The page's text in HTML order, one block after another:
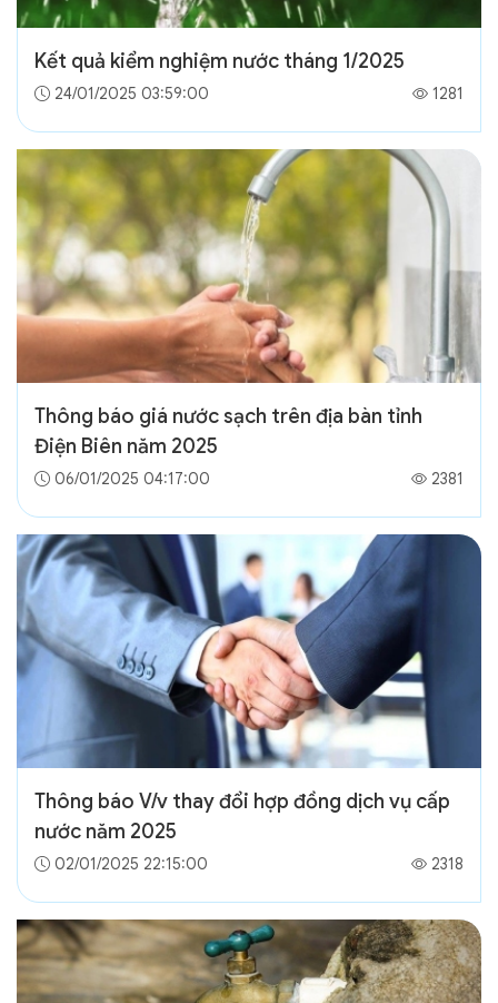
Kết quả kiểm nghiệm nước tháng 1/2025
24/01/2025 03:59:00 1281
Thông báo giá nước sạch trên địa bàn tỉnh
Điện Biên năm 2025
06/01/2025 04:17:00 2381
Thông báo V/v thay đổi hợp đồng dịch vụ cấp
nước năm 2025
02/01/2025 22:15:00 2318